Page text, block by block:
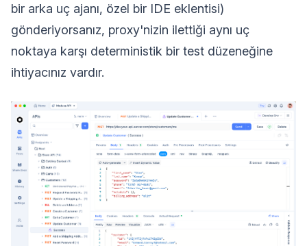
bir arka uç ajanı, özel bir IDE eklentisi)
gönderiyorsanız, proxy'nizin ilettiği aynı uç
noktaya karşı deterministik bir test düzeneğine
ihtiyacınız vardır.